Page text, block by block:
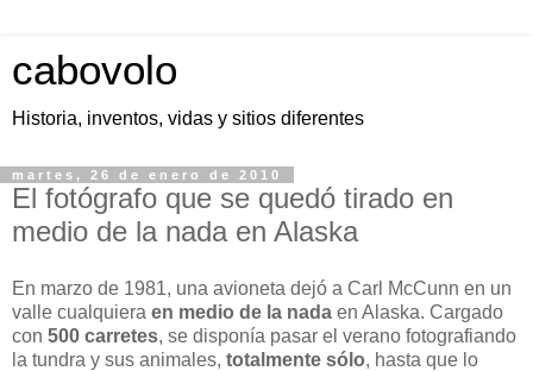
cabovolo
Historia, inventos, vidas y sitios diferentes
martes, 26 de enero de 2010
El fotógrafo que se quedó tirado en
medio de la nada en Alaska
En marzo de 1981, una avioneta dejó a Carl McCunn en un
valle cualquiera en medio de la nada en Alaska. Cargado
con 500 carretes, se disponía pasar el verano fotografiando
la tundra y sus animales, totalmente sólo, hasta que lo